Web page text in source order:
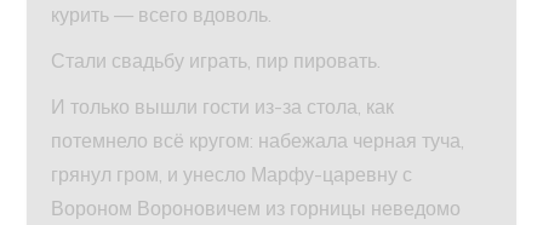
курить — всего вдоволь.
Стали свадьбу играть, пир пировать.
И только вышли гости из-за стола, как
потемнело всё кругом: набежала черная туча,
грянул гром, и унесло Марфу-царевну с
Вороном Вороновичем из горницы неведомо